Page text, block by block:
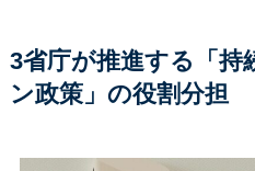
3省庁が推進する「持
ン政策」の役割分担